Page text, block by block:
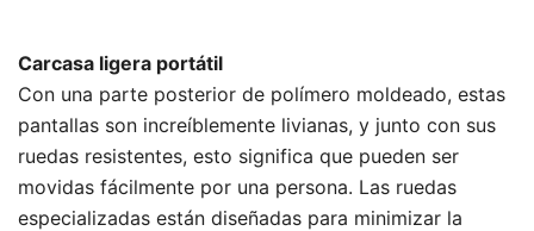
Carcasa ligera portátil
Con una parte posterior de polímero moldeado, estas
pantallas son increíblemente livianas, y junto con sus
ruedas resistentes, esto significa que pueden ser
movidas fácilmente por una persona. Las ruedas
especializadas están diseñadas para minimizar la